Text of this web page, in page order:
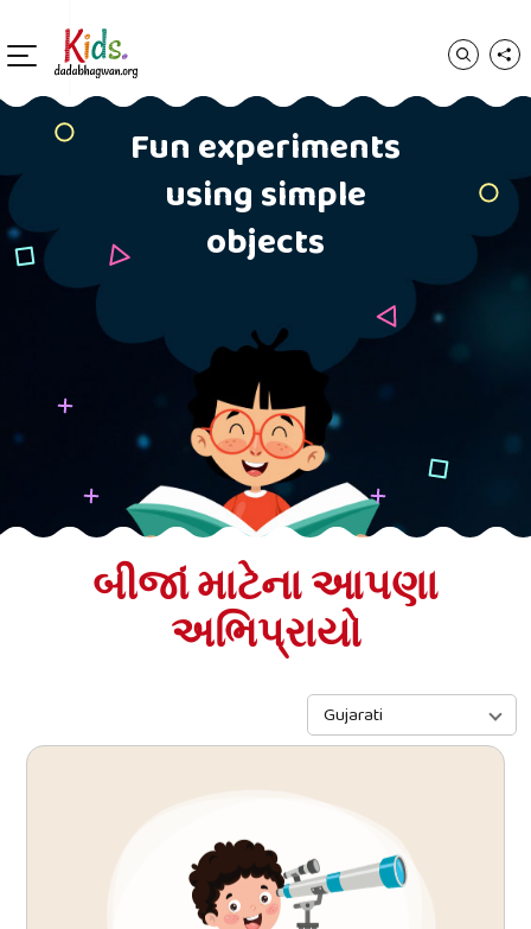
Fun experiments
using simple
objects
બીજાં માટેના આપણા
અભિપ્રાયો
Gujarati